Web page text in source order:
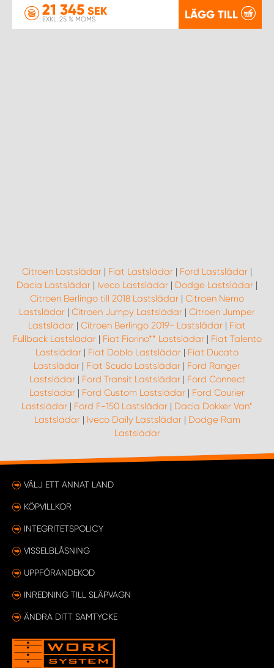
21 345 SEK
EXKL. 25 % MOMS LÄGG TILL
Citroen Lastslädar | Fiat Lastslädar | Ford Lastslädar |
Dacia Lastslädar | Iveco Lastslädar | Dodge Lastslädar |
Citroen Berlingo till 2018 Lastslädar | Citroen Nemo
Lastslädar | Citroen Jumpy Lastslädar | Citroen Jumper
Lastslädar | Citroen Berlingo 2019- Lastslädar | Fiat
Fullback Lastslädar| Fiat Fiorino** Lastslädar| Fiat Talento
Lastslädar | Fiat Doblo Lastslädar | Fiat Ducato
Lastslädar | Fiat Scudo Lastslädar | Ford Ranger
Lastslädar| Ford Transit Lastslädar| Ford Connect
Lastslädar | Ford Custom Lastslädar | Ford Courier
Lastslädar | Ford F-150 Lastslädar | Dacia Dokker Van*
Lastslädar| Iveco Daily Lastslädar| Dodge Ram
Lastslädar
VÄLJ ETT ANNAT LAND
KÖPVILLKOR
INTEGRITETSPOLICY
VISSELBLÅSNING
UPPFÖRANDEKOD
INREDNING TILL SLÄPVAGN
ÄNDRA DITT SAMTYCKE